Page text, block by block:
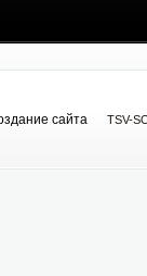
сайта TSV-